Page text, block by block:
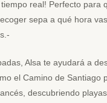
real! Perfecto para
sepa a qué hora
Alsa te ayudará a
el Camino de Santiago
descubriendo